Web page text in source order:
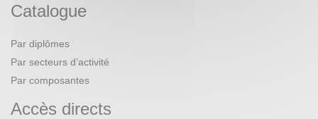
Catalogue
Par diplômes
Par secteurs d’activité
Par composantes
Accès directs